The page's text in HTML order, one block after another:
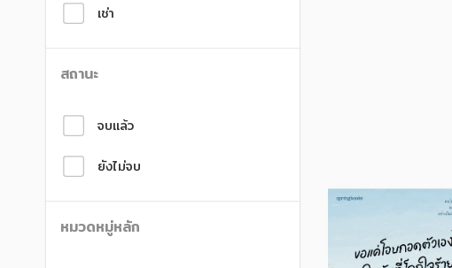
ครอบครัว
วรรณกรรม
การเกษตร ชีววิทยา
การเรียน การศึกษา
ภาษาศาสตร์
หนังสือเด็ก
ครอบครัว
วรรณกรรม
การเกษตร ชีววิทยา
การเรียน การศึกษา
ภาษาศาสตร์
หนังสือเด็ก
เช่า
สถานะ
จบแล้ว
ยังไม่จบ
หมวดหมู่หลัก